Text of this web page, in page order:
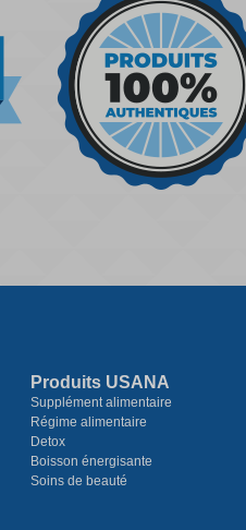
Produits USANA
Supplément alimentaire
Régime alimentaire
Detox
Boisson énergisante
Soins de beauté